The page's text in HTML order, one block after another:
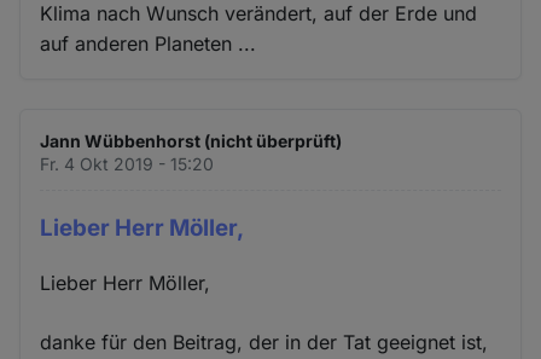
Klima nach Wunsch verändert, auf der Erde und
auf anderen Planeten ...
Jann Wübbenhorst (nicht überprüft)
Fr. 4 Okt 2019 - 15:20
Lieber Herr Möller,
Lieber Herr Möller,
danke für den Beitrag, der in der Tat geeignet ist,